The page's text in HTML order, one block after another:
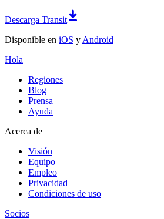
Descarga Transit
Disponible en iOS y Android
Hola
Regiones
Blog
Prensa
Ayuda
Acerca de
Visión
Equipo
Empleo
Privacidad
Condiciones de uso
Socios